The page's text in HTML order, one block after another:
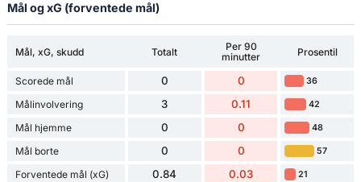
Mål og xG (forventede mål)
Mål, xG, skudd Totalt
Per 90
minutter
Prosentil
Scorede mål 0 0 36
Målinvolvering 3 0.11 42
Mål hjemme 0 0 48
Mål borte 0 0 57
Forventede mål (xG) 0.84 0.03 21